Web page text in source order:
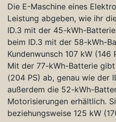
Die E-Maschine eines
Leistung abgeben, wie ihr
ID.3 mit der 45-kWh-
beim ID.3 mit der 58-kWh-
Kundenwunsch 107 kW
Mit der 77-kWh-Batterie
(204 PS) ab, genau wie der
außerdem die 52-kWh-
Motorisierungen erhältlich.
beziehungsweise 125 kW